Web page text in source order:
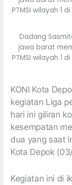
Dadang
jawa barat
PTMSI wilayah 1
KONI Kota
kegiatan Liga
hari ini giliran
kesempatan
dua yang saat
Kota Depok
Kegiatan ini di